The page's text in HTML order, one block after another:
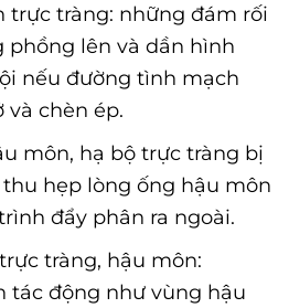
trực tràng: những đám rối
phồng lên và dần hình
nếu đường tình mạch
và chèn ép.
môn, hạ bộ trực tràng bị
hẹp lòng ống hậu môn
đẩy phân ra ngoài.
tràng, hậu môn:
tác động như vùng hậu